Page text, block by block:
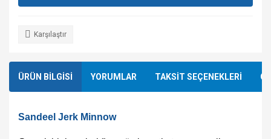
Karşılaştır
ÜRÜN BİLGİSİ YORUMLAR TAKSİT SEÇENEKLERİ
Sandeel Jerk Minnow